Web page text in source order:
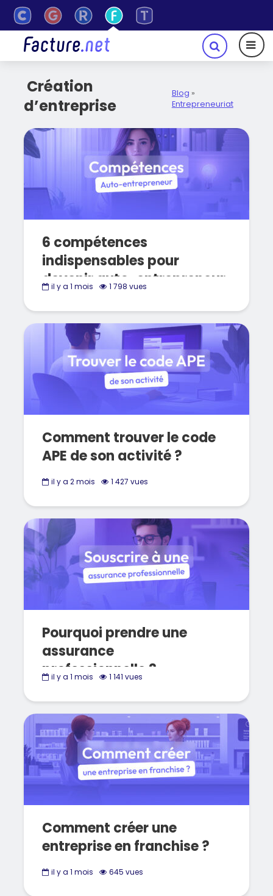
Création
d’entreprise
Blog »
Entrepreneuriat
6 compétences
indispensables pour
devenir auto-entrepreneur
il y a 1 mois 1 798 vues
Comment trouver le code
APE de son activité ?
il y a 2 mois 1 427 vues
Pourquoi prendre une
assurance
professionnelle ?
il y a 1 mois 1 141 vues
Comment créer une
entreprise en franchise ?
il y a 1 mois 645 vues